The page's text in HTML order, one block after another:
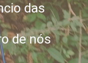
das
de nós